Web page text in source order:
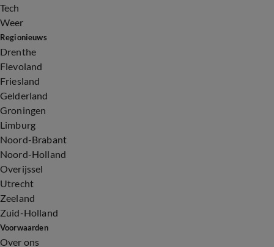
Tech
Weer
Regionieuws
Drenthe
Flevoland
Friesland
Gelderland
Groningen
Limburg
Noord-Brabant
Noord-Holland
Overijssel
Utrecht
Zeeland
Zuid-Holland
Voorwaarden
Over ons